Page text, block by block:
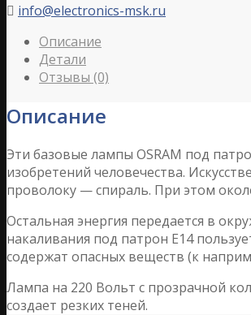
 info@electronics-msk.ru
Описание
Детали
Отзывы (0)
Описание
Эти базовые лампы OSRAM под
изобретений человечества.
проволоку — спираль. При этом
Остальная энергия передается в
накаливания под патрон Е14
содержат опасных веществ (к
Лампа на 220 Вольт с прозрачной
создает резких теней.